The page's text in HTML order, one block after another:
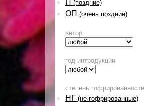
П (поздние)
ОП (очень поздние)
автор
год интродукции
степень гофрированности
НГ (не гофрированные)